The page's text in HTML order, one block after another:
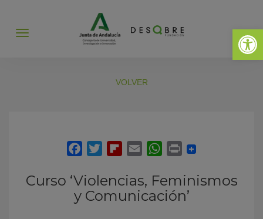
Abrir
Abrir
VOLVER
Curso ‘Violencias, Feminismos
y Comunicación’